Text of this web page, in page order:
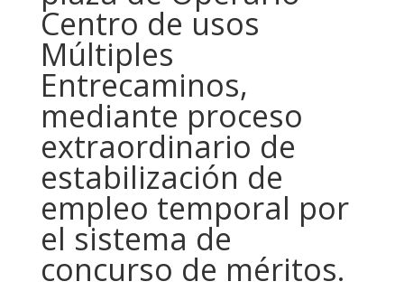
Centro de usos
Múltiples
Entrecaminos,
mediante proceso
extraordinario de
estabilización de
empleo temporal por
el sistema de
concurso de méritos.